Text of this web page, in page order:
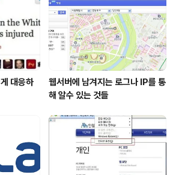
해킹보안학과”를 개설한 한세
접 ‘인터넷 윤리’ 교육을 실시
대응하
웹서버에 남겨지는 로그나 IP를 통
해 알수 있는 것들